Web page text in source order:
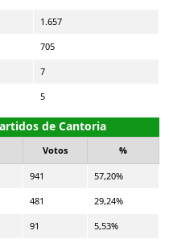
1.657
705
7
5
de Cantoria
Votos %
941 57,20%
481 29,24%
91 5,53%